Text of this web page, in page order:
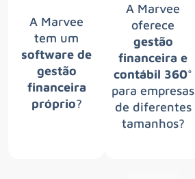
A Marvee
tem um
software de
gestão
financeira
próprio?
A Marvee
oferece
gestão
financeira e
contábil 360°
para empresas
de diferentes
tamanhos?